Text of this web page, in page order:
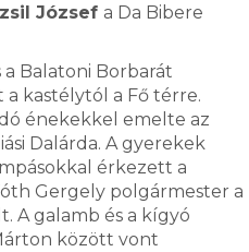
Józsefa Da Bibere
Balatoni Borbarát
kastélytól a Fő térre.
énekekkel emelte az
Dalárda. A gyerekek
érkezett a
Gergely polgármester a
A galamb és a kígyó
között vont